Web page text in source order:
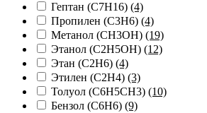
Гептан (C7H16) (4)
Пропилен (C3H6) (4)
Метанол (CH3OH) (19)
Этанол (C2H5OH) (12)
Этан (C2H6) (4)
Этилен (C2H4) (3)
Толуол (C6H5CH3) (10)
Бензол (C6H6) (9)